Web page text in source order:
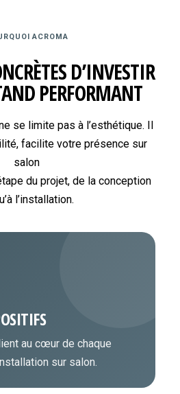
ACROMA
D’INVESTIR
PERFORMANT
se limite pas à l’esthétique. Il
facilite votre présence sur
salon
du projet, de la conception
l’installation.
au cœur de chaque
sur salon.